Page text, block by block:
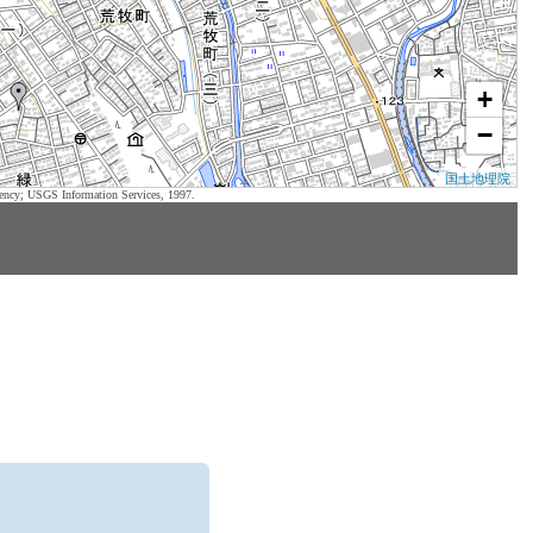
+
−
国土地理院
USGS Information Services, 1997.